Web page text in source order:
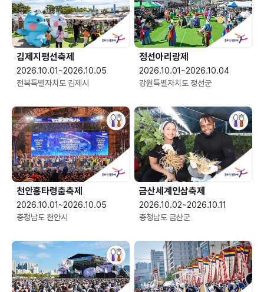
김제지평선축제
2026.10.01~2026.10.05
전북특별자치도 김제시
정선아리랑제
2026.10.01~2026.10.04
강원특별자치도 정선군
천안흥타령춤축제
2026.10.01~2026.10.05
충청남도 천안시
금산세계인삼축제
2026.10.02~2026.10.11
충청남도 금산군